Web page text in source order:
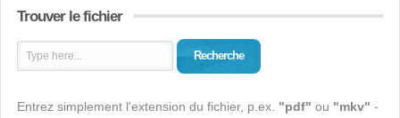
Trouver le fichier
Recherche
Entrez simplement l'extension du fichier, p.ex. "pdf" ou "mkv" -